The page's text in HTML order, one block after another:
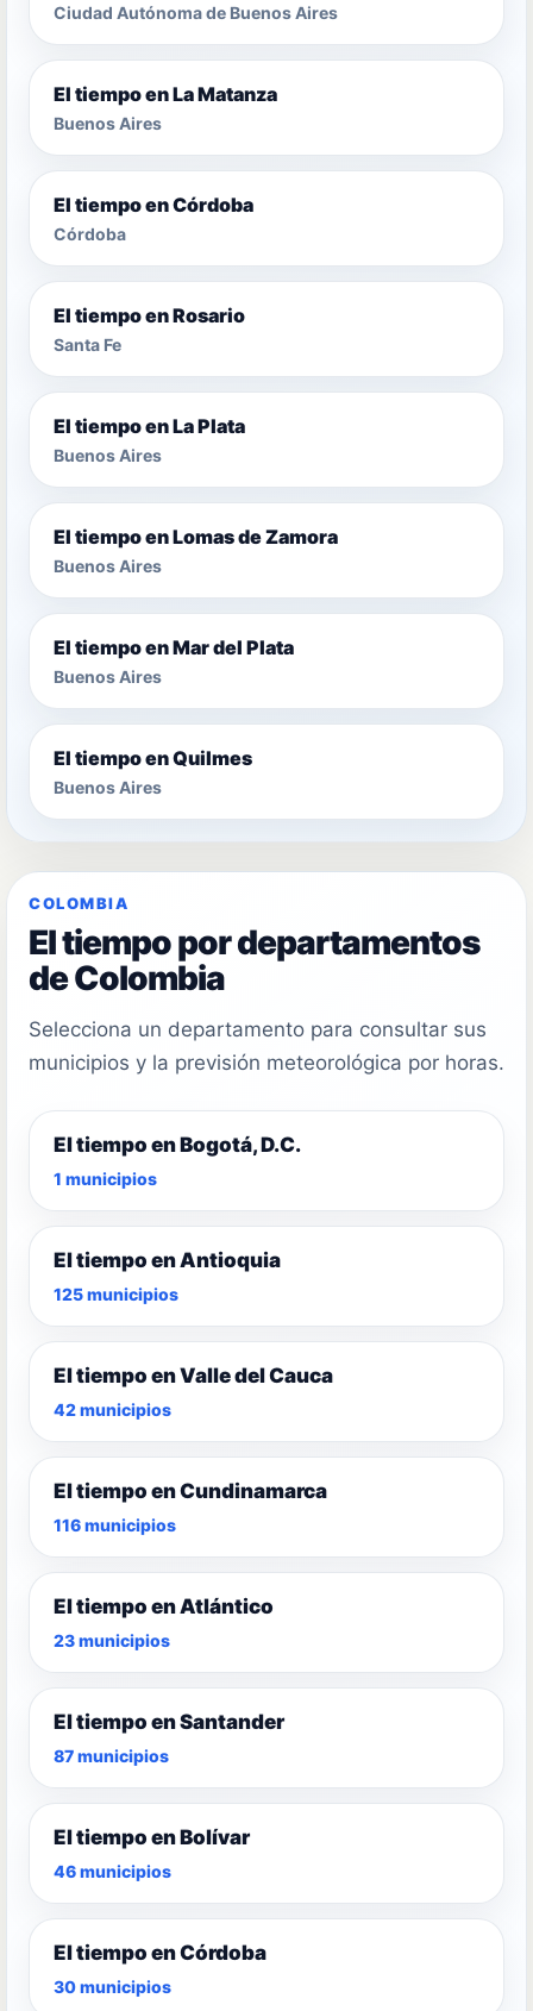
Ciudad Autónoma de Buenos Aires
El tiempo en La Matanza
Buenos Aires
El tiempo en Córdoba
Córdoba
El tiempo en Rosario
Santa Fe
El tiempo en La Plata
Buenos Aires
El tiempo en Lomas de Zamora
Buenos Aires
El tiempo en Mar del Plata
Buenos Aires
El tiempo en Quilmes
Buenos Aires
COLOMBIA
El tiempo por departamentos
de Colombia
Selecciona un departamento para consultar sus
municipios y la previsión meteorológica por horas.
El tiempo en Bogotá, D.C.
1 municipios
El tiempo en Antioquia
125 municipios
El tiempo en Valle del Cauca
42 municipios
El tiempo en Cundinamarca
116 municipios
El tiempo en Atlántico
23 municipios
El tiempo en Santander
87 municipios
El tiempo en Bolívar
46 municipios
El tiempo en Córdoba
30 municipios